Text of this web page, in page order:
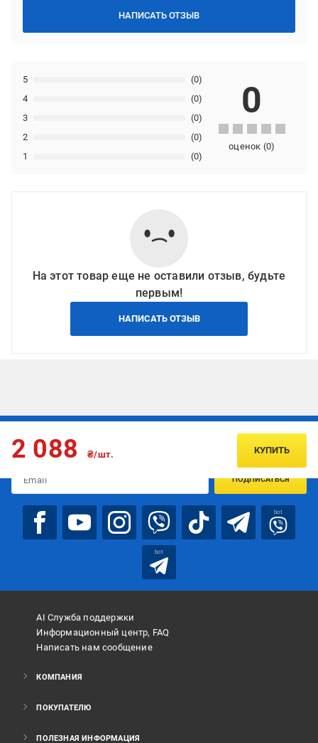
НАПИСАТЬ ОТЗЫВ
1 (0)
2 (0)
3 (0)
4 (0)
5 (0)
0
оценок (0)
На этот товар еще не оставили отзыв, будьте
первым!
НАПИСАТЬ ОТЗЫВ
2 088 ₴/шт. КУПИТЬ
Подписывайтесь, чтобы узнавать первым об акцияx и
ПОДПИСАТЬСЯ
bot
bot
AI Служба поддержки
Информационный центр, FAQ
Написать нам сообщение
КОМПАНИЯ
ПОКУПАТЕЛЮ
ПОЛЕЗНАЯ ИНФОРМАЦИЯ